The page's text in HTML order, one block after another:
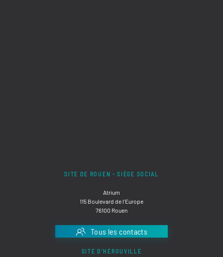
SITE DE ROUEN - SIÈGE SOCIAL
Atrium
115 Boulevard de l'Europe
76100 Rouen
Tous les contacts
SITE D'HÉROUVILLE